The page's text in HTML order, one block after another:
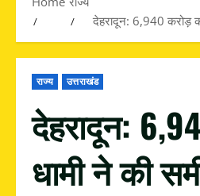
देहरादून: 6,940 करोड़
राज्य उत्तराखंड
देहरादून:
धामी ने की